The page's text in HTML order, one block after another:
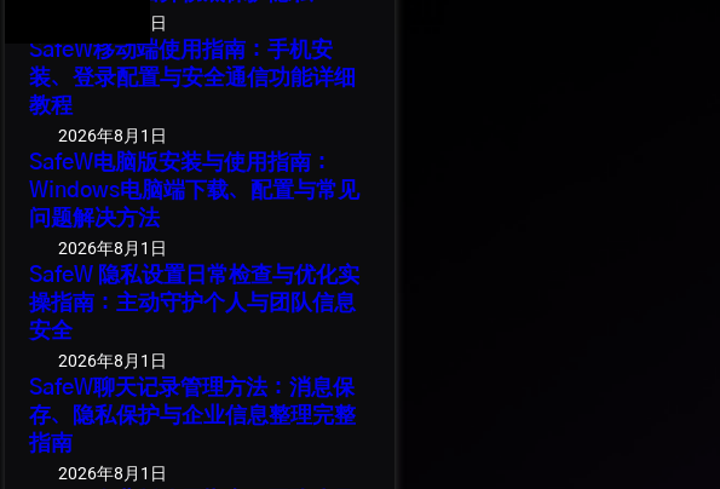
2026年8月1日
SafeW移动端使用指南：手机安
装、登录配置与安全通信功能详细
教程
2026年8月1日
SafeW电脑版安装与使用指南：
Windows电脑端下载、配置与常见
问题解决方法
2026年8月1日
SafeW 隐私设置日常检查与优化实
操指南：主动守护个人与团队信息
安全
2026年8月1日
SafeW聊天记录管理方法：消息保
存、隐私保护与企业信息整理完整
指南
2026年8月1日